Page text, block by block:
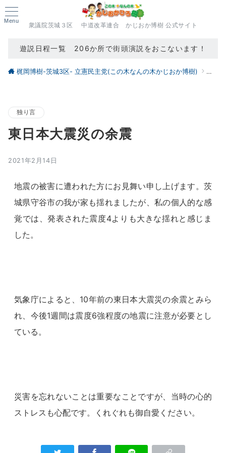
Menu
衆議院茨城３区 中道改革連合 かじおか博樹 公式サイト
遊説日程一覧 206か所で街頭演説をおこないます！
梶岡博樹-茨城3区- 立憲民主党(この木なんの木かじおか博樹) ブロ
独り言
東日本大震災の余震
2021年2月14日
地震の被害に遭われた方にお見舞い申し上げます。茨
城県守谷市の我が家も揺れましたが、私の個人的な感
覚では、発表された震度4よりも大きな揺れと感じま
した。
気象庁によると、10年前の東日本大震災の余震とみら
れ、今後1週間は震度6強程度の地震に注意が必要とし
ている。
災害を忘れないことは重要なことですが、当時の心的
ストレスも心配です。くれぐれも御自愛ください。